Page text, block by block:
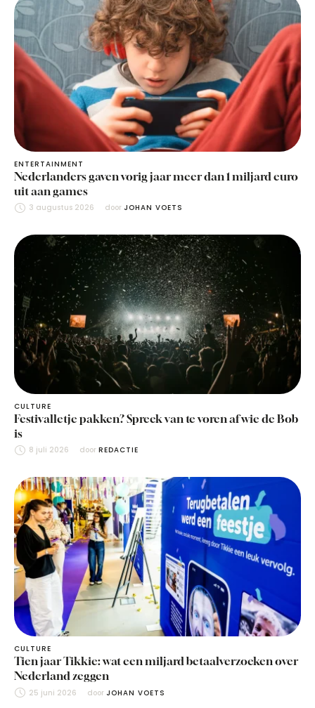
ENTERTAINMENT
Nederlanders gaven vorig jaar meer dan 1 miljard euro
uit aan games
3 augustus 2026 door JOHAN VOETS
CULTURE
Festivalletje pakken? Spreek van te voren af wie de Bob
is
8 juli 2026 door REDACTIE
CULTURE
Tien jaar Tikkie: wat een miljard betaalverzoeken over
Nederland zeggen
25 juni 2026 door JOHAN VOETS